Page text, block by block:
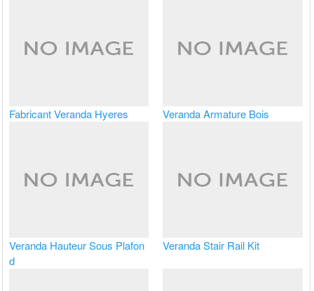
Fabricant Veranda Hyeres Veranda Armature Bois
Veranda Hauteur Sous Plafon
d
Veranda Stair Rail Kit